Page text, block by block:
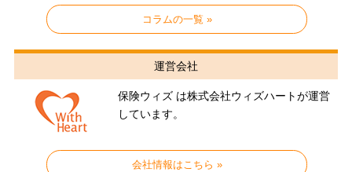
コラムの一覧 »
運営会社
保険ウィズ は株式会社ウィズハートが運営
しています。
会社情報はこちら »